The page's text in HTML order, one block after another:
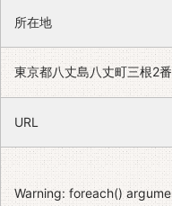
所在地
東京都八丈島八丈町三根2
URL
Warning: foreach()